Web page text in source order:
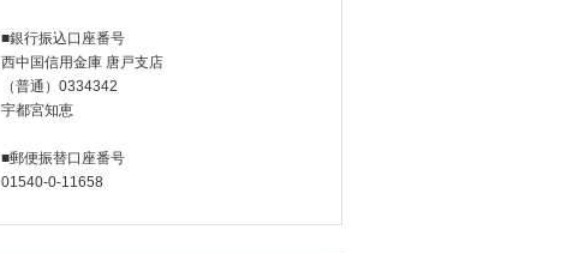
■銀行振込口座番号
西中国信用金庫 唐戸支店
（普通）0334342
宇都宮知恵
■郵便振替口座番号
01540-0-11658